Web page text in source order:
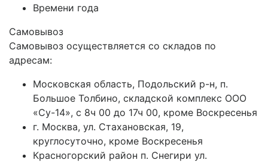
Времени года
Самовывоз
Самовывоз осуществляется со складов по
адресам:
Московская область, Подольский р-н, п.
Большое Толбино, складской комплекс ООО
«Су-14», с 8ч 00 до 17ч 00, кроме Воскресенья
г. Москва, ул. Стахановская, 19,
круглосуточно, кроме Воскресенья
Красногорский район п. Снегири ул.